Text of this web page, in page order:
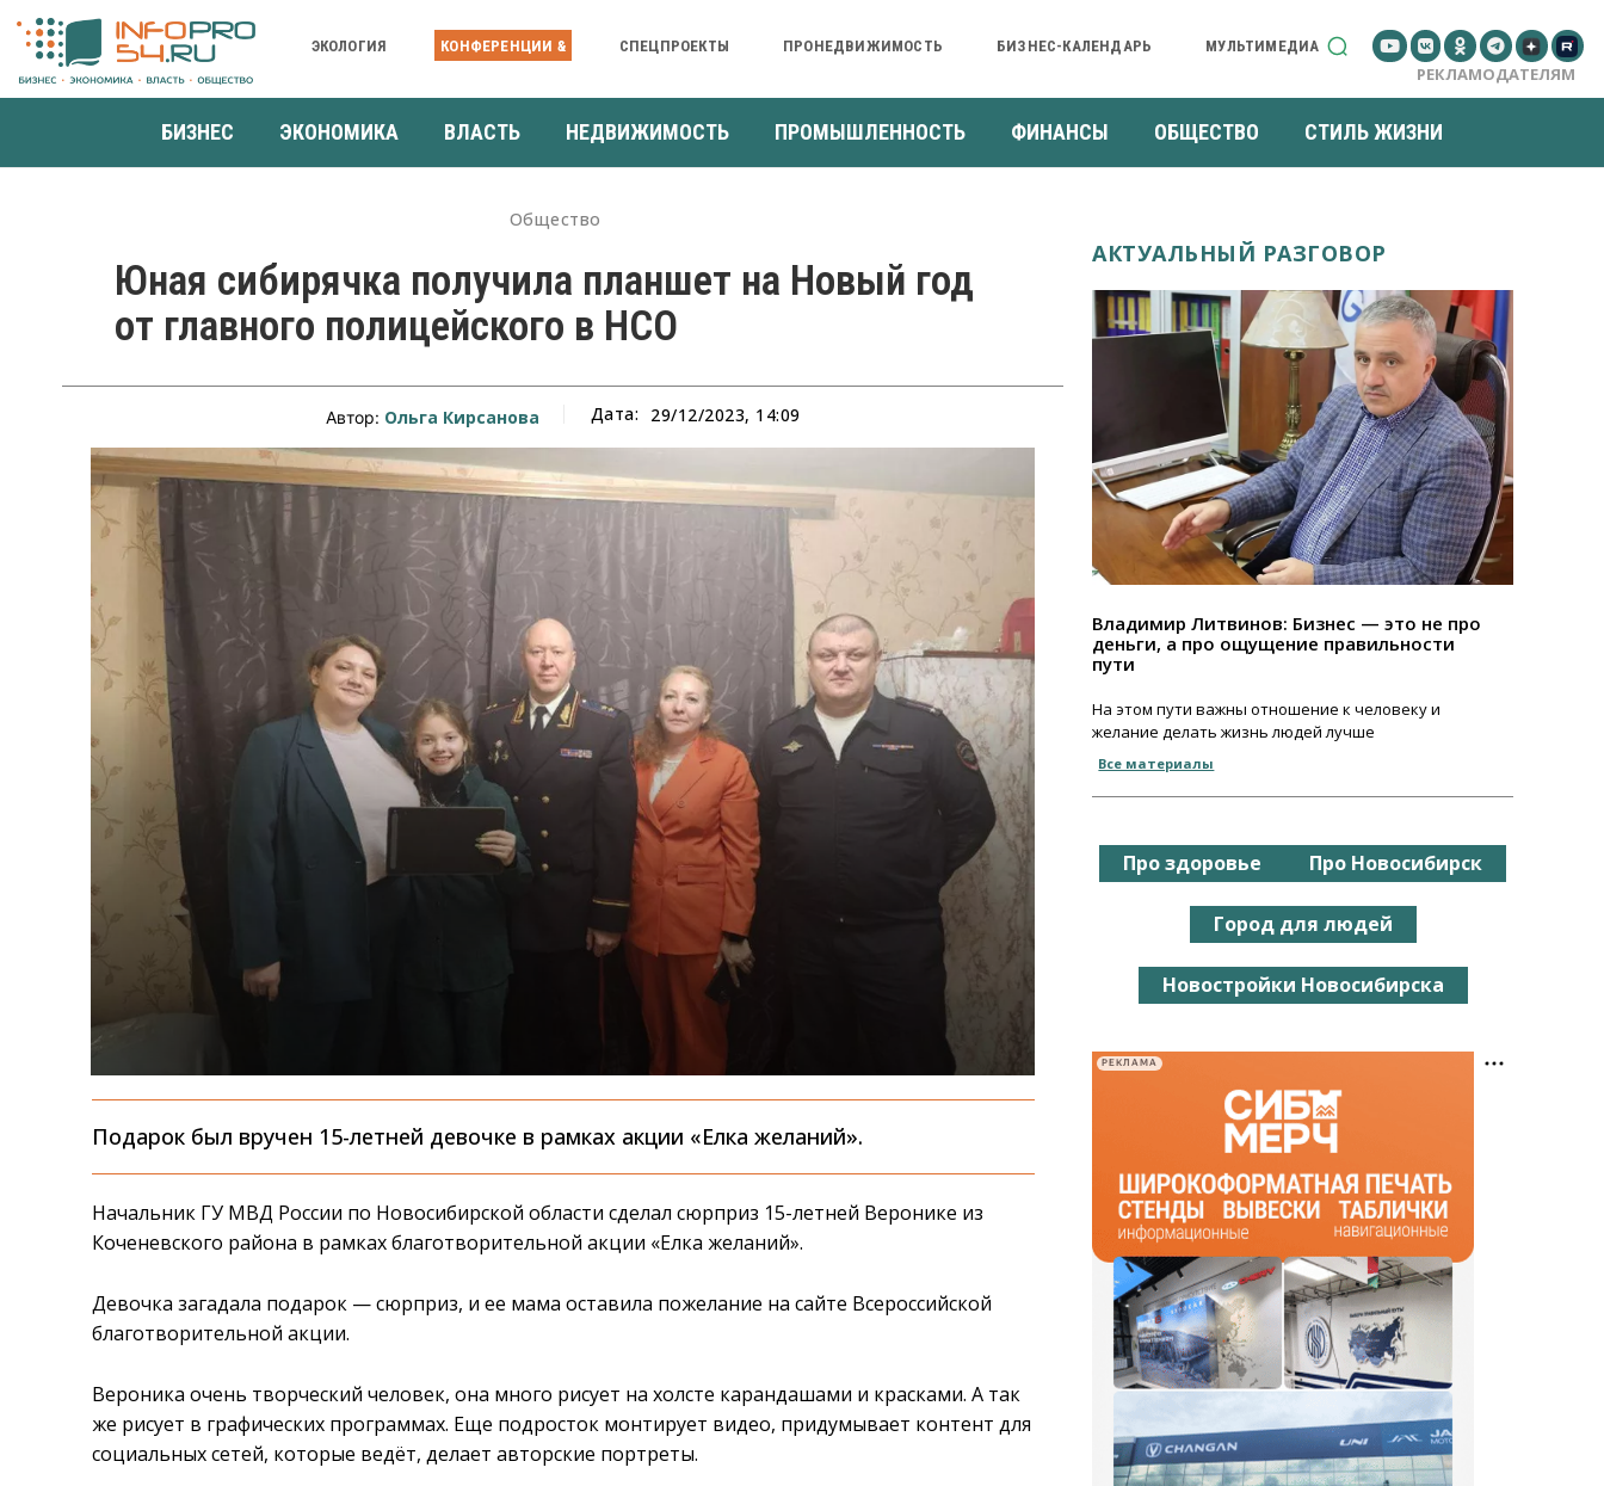
ЭКОЛОГИЯ КОНФЕРЕНЦИИ & СПЕЦПРОЕКТЫ ПРОНЕДВИЖИМОСТЬ БИЗНЕС-КАЛЕНДАРЬ МУЛЬТИМЕДИА
РЕКЛАМОДАТЕЛЯМ
БИЗНЕС ЭКОНОМИКА ВЛАСТЬ НЕДВИЖИМОСТЬ ПРОМЫШЛЕННОСТЬ ФИНАНСЫ ОБЩЕСТВО СТИЛЬ ЖИЗНИ
Общество
Юная сибирячка получила планшет на Новый год
от главного полицейского в НСО
Автор: Ольга Кирсанова Дата: 29/12/2023, 14:09
Подарок был вручен 15-летней девочке в рамках акции «Елка желаний».
Начальник ГУ МВД России по Новосибирской области сделал сюрприз 15-летней Веронике из
Коченевского района в рамках благотворительной акции «Елка желаний».
Девочка загадала подарок — сюрприз, и ее мама оставила пожелание на сайте Всероссийской
благотворительной акции.
Вероника очень творческий человек, она много рисует на холсте карандашами и красками. А так
же рисует в графических программах. Еще подросток монтирует видео, придумывает контент для
социальных сетей, которые ведёт, делает авторские портреты.
АКТУАЛЬНЫЙ РАЗГОВОР
Владимир Литвинов: Бизнес — это не про
деньги, а про ощущение правильности
пути
На этом пути важны отношение к человеку и
желание делать жизнь людей лучше
Все материалы
Про здоровье Про Новосибирск
Город для людей
Новостройки Новосибирска
РЕКЛАМА